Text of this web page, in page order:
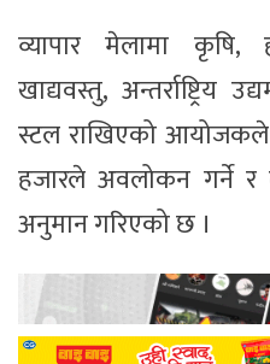
व्यापार मेलामा कृषि,
खाद्यवस्तु, अन्तर्राष्ट्रिय
स्टल राखिएको
हजारले अवलोकन गर्ने र
अनुमान गरिएको छ ।